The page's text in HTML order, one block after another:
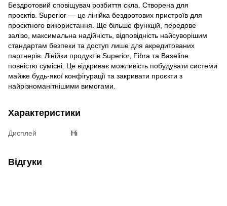
Бездротовий сповіщувач розбиття скла. Створена для
проєктів. Superior — це лінійка бездротових пристроїв для
проєктного використання. Ще більше функцій, передове
залізо, максимальна надійність, відповідність найсуворішим
стандартам безпеки та доступ лише для акредитованих
партнерів. Лінійки продуктів Superior, Fibra та Baseline
повністю сумісні. Це відкриває можливість побудувати системи
майже будь-якої конфігурації та закривати проєкти з
найрізноманітнішими вимогами.
Характеристики
Дисплей Ні
Відгуки